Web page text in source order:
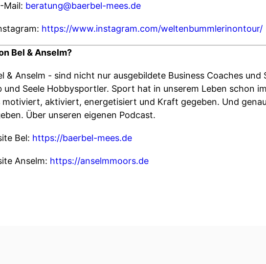
Mail: beratung@baerbel-mees.de
https://www.instagram.com/weltenbummlerinontour/
Bel & Anselm?
& Anselm - sind nicht nur ausgebildete Business Coaches und
und Seele Hobbysportler. Sport hat in unserem Leben schon
motiviert, aktiviert, energetisiert und Kraft gegeben. Und
Über unseren eigenen Podcast.
Bel: https://baerbel-mees.de
Anselm: https://anselmmoors.de